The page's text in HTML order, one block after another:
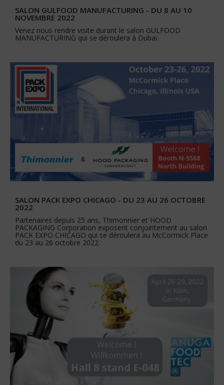
SALON GULFOOD MANUFACTURING - DU 8 AU 10
NOVEMBRE 2022
Venez nous rendre visite durant le salon GULFOOD
MANUFACTURING qui se déroulera à Dubaï.
SALON PACK EXPO CHICAGO - DU 23 AU 26 OCTOBRE
2022
Partenaires depuis 25 ans, Thimonnier et HOOD
PACKAGING Corporation exposent conjointement au salon
PACK EXPO CHICAGO qui se déroulera au McCormick Place
du 23 au 26 octobre 2022.